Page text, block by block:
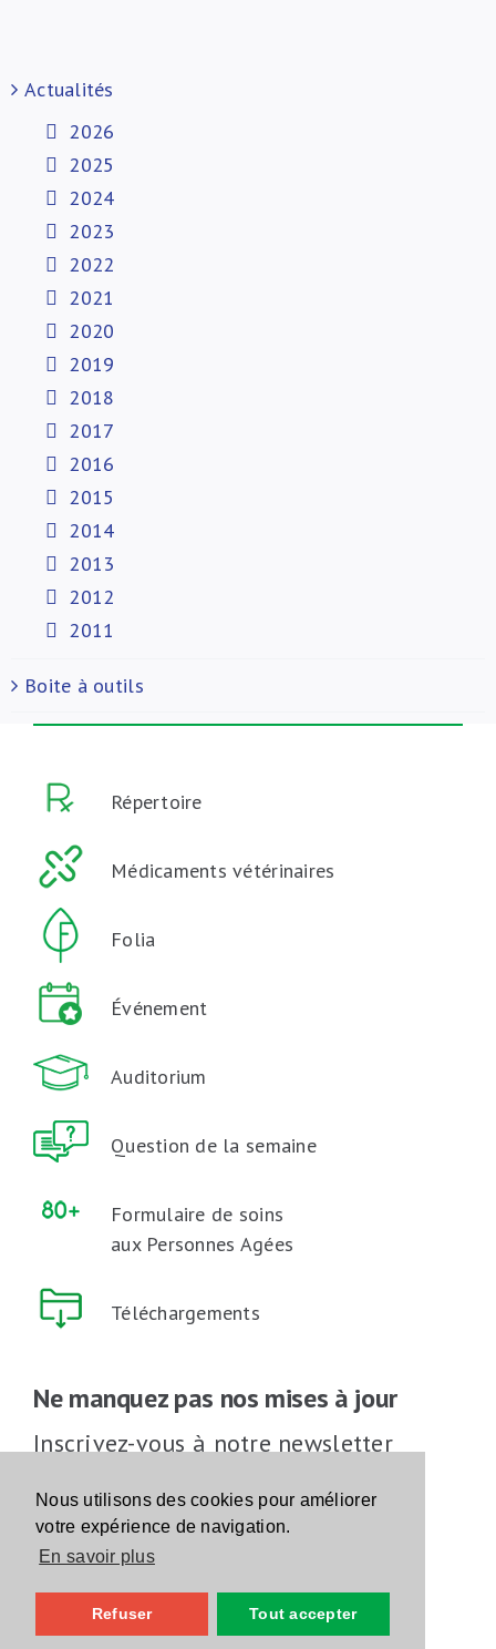
Nous utilisons des cookies pour améliorer
votre expérience de navigation.
En savoir plus
Refuser Tout accepter
Actualités
2026
2025
2024
2023
2022
2021
2020
2019
2018
2017
2016
2015
2014
2013
2012
2011
Boite à outils
Répertoire
Médicaments vétérinaires
Folia
Événement
Auditorium
Question de la semaine
Formulaire de soins
aux Personnes Agées
Téléchargements
Ne manquez pas nos mises à jour
Inscrivez-vous à notre newsletter
Inscrivez-vous
Suivez-nous sur les réseaux sociaux